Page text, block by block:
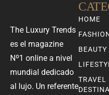
The Luxury Trends
es el magazine
Nº1 online a nivel
mundial dedicado
al lujo. Un referente
HOME
BEAUTY
TRAVEL